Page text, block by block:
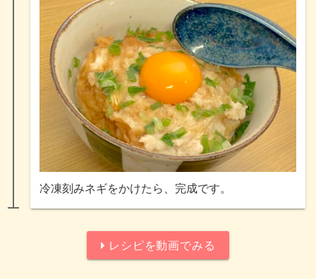
冷凍刻みネギをかけたら、完成です。
レシピを動画でみる